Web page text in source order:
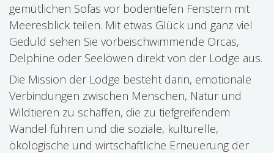
gemütlichen Sofas vor bodentiefen Fenstern mit
Meeresblick teilen. Mit etwas Glück und ganz viel
Geduld sehen Sie vorbeischwimmende Orcas,
Delphine oder Seelöwen direkt von der Lodge aus.
Die Mission der Lodge besteht darin, emotionale
Verbindungen zwischen Menschen, Natur und
Wildtieren zu schaffen, die zu tiefgreifendem
Wandel führen und die soziale, kulturelle,
ökologische und wirtschaftliche Erneuerung der